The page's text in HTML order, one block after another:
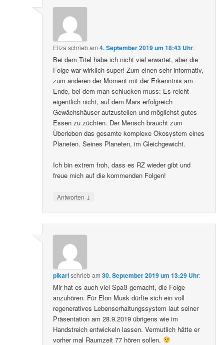
Eliza schriebam4. September 2019 um 18:43 Uhr:
Bei dem Titel habe ich nicht viel erwartet, aber die
Folge war wirklich super! Zum einen sehr informativ,
zum anderen der Moment mit der Erkenntnis am
Ende, bei dem man schlucken muss: Es reicht
eigentlich nicht, auf dem Mars erfolgreich
Gewächshäuser aufzustellen und möglichst gutes
Essen zu züchten. Der Mensch braucht zum
Überleben das gesamte komplexe Ökosystem eines
Planeten. Seines Planeten, im Gleichgewicht.
Ich bin extrem froh, dass es RZ wieder gibt und
freue mich auf die kommenden Folgen!
Antworten ↓
pikarlschriebam30. September 2019 um 13:29 Uhr:
Mir hat es auch viel Spaß gemacht, die Folge
anzuhören. Für Elon Musk dürfte sich ein voll
regeneratives Lebenserhaltungssystem laut seiner
Präsentation am 28.9.2019 übrigens wie im
Handstreich entwickeln lassen. Vermutlich hätte er
vorher mal Raumzeit 77 hören sollen.